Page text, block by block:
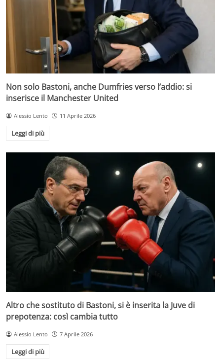
Non solo Bastoni, anche Dumfries verso l’addio: si
inserisce il Manchester United
Alessio Lento 11 Aprile 2026
Leggi di più
Altro che sostituto di Bastoni, si è inserita la Juve di
prepotenza: così cambia tutto
Alessio Lento 7 Aprile 2026
Leggi di più